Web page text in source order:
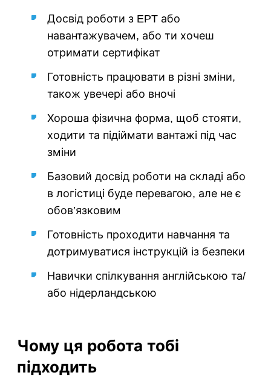
Досвід роботи з EPT або
навантажувачем, або ти хочеш
отримати сертифікат
Готовність працювати в різні зміни,
також увечері або вночі
Хороша фізична форма, щоб стояти,
ходити та підіймати вантажі під час
зміни
Базовий досвід роботи на складі або
в логістиці буде перевагою, але не є
обов’язковим
Готовність проходити навчання та
дотримуватися інструкцій із безпеки
Навички спілкування англійською та/
або нідерландською
Чому ця робота тобі
підходить